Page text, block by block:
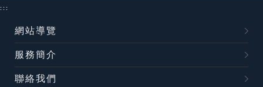
:::
網站導覽
服務簡介
聯絡我們